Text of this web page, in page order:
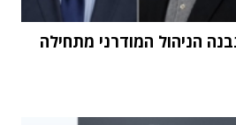
הניהול המודרני מתחילה